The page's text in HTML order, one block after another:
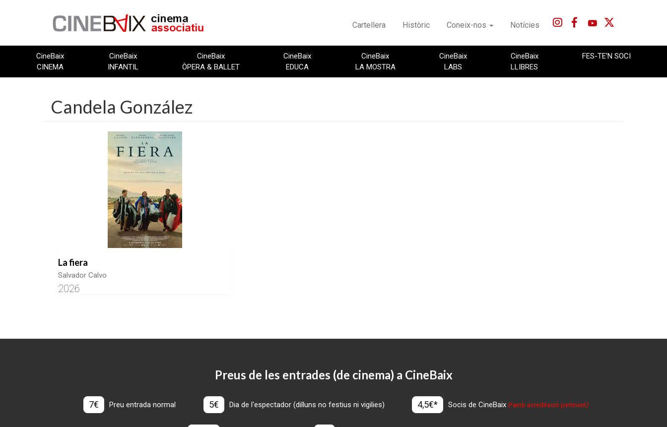
Cartellera Històric Coneix-nos Notícies
CineBaix
CINEMA
CineBaix
INFANTIL
CineBaix
ÒPERA & BALLET
CineBaix
EDUCA
CineBaix
LA MOSTRA
CineBaix
LABS
CineBaix
LLIBRES
FES-TE'N SOCI
Candela González
La fiera
Salvador Calvo
2026
Preus de les entrades (de cinema) a CineBaix
7€ Preu entrada normal 5€ Dia de l'espectador (dilluns no festius ni vigilies) 4,5€* Socis de CineBaix(*amb acreditació pertinent)